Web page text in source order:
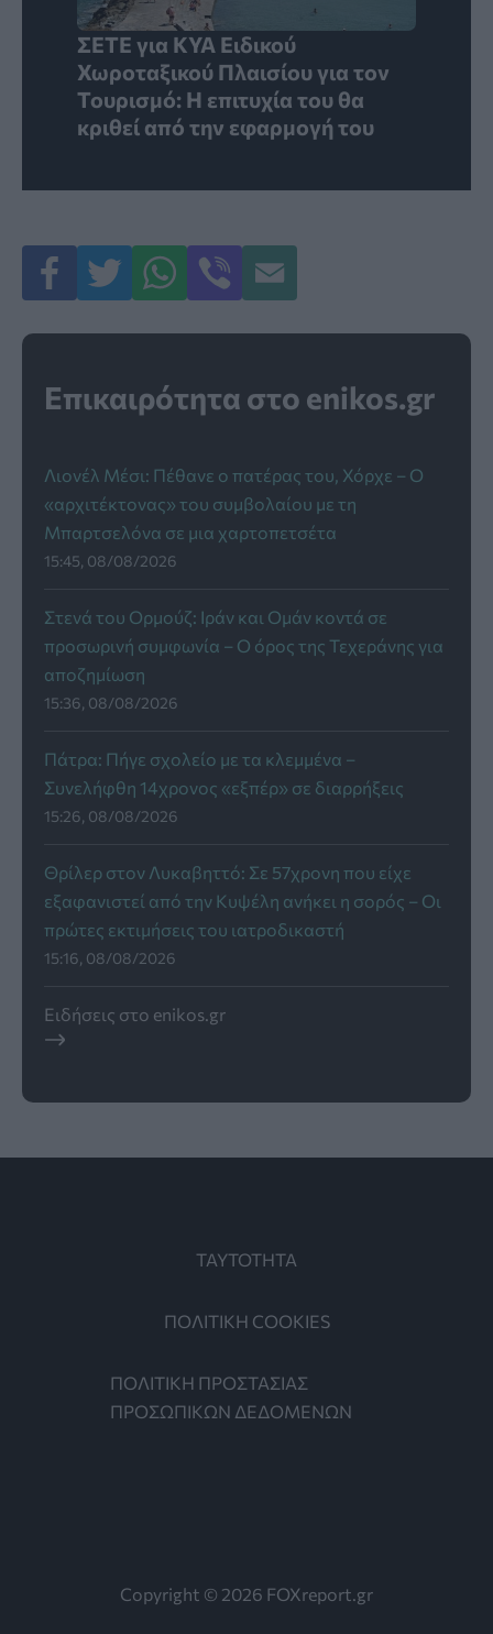
ΣΕΤΕ για ΚΥΑ Ειδικού
Χωροταξικού Πλαισίου για τον
Τουρισμό: Η επιτυχία του θα
κριθεί από την εφαρμογή του
Επικαιρότητα στο enikos.gr
Λιονέλ Μέσι: Πέθανε ο πατέρας του, Χόρχε – Ο
«αρχιτέκτονας» του συμβολαίου με τη
Μπαρτσελόνα σε μια χαρτοπετσέτα
15:45, 08/08/2026
Στενά του Ορμούζ: Ιράν και Ομάν κοντά σε
προσωρινή συμφωνία – Ο όρος της Τεχεράνης για
αποζημίωση
15:36, 08/08/2026
Πάτρα: Πήγε σχολείο με τα κλεμμένα –
Συνελήφθη 14χρονος «εξπέρ» σε διαρρήξεις
15:26, 08/08/2026
Θρίλερ στον Λυκαβηττό: Σε 57χρονη που είχε
εξαφανιστεί από την Κυψέλη ανήκει η σορός – Οι
πρώτες εκτιμήσεις του ιατροδικαστή
15:16, 08/08/2026
Ειδήσεις στο enikos.gr
ΤΑΥΤΟΤΗΤΑ
ΠΟΛΙΤΙΚΗ COOKIES
ΠΟΛΙΤΙΚΗ ΠΡΟΣΤΑΣΙΑΣ
ΠΡΟΣΩΠΙΚΩΝ ΔΕΔΟΜΕΝΩΝ
Copyright © 2026 FOXreport.gr